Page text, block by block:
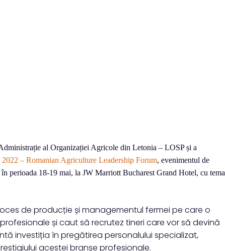
al Organizației Agricole din Letonia – LOSP și a
– Romanian Agriculture Leadership Forum, evenimentul de
perioada 18-19 mai, la JW Marriott Bucharest Grand Hotel, cu tema
de producție și managementul fermei pe care o
și caut să recrutez tineri care vor să devină
investiția în pregătirea personalului specializat,
acestei branșe profesionale.